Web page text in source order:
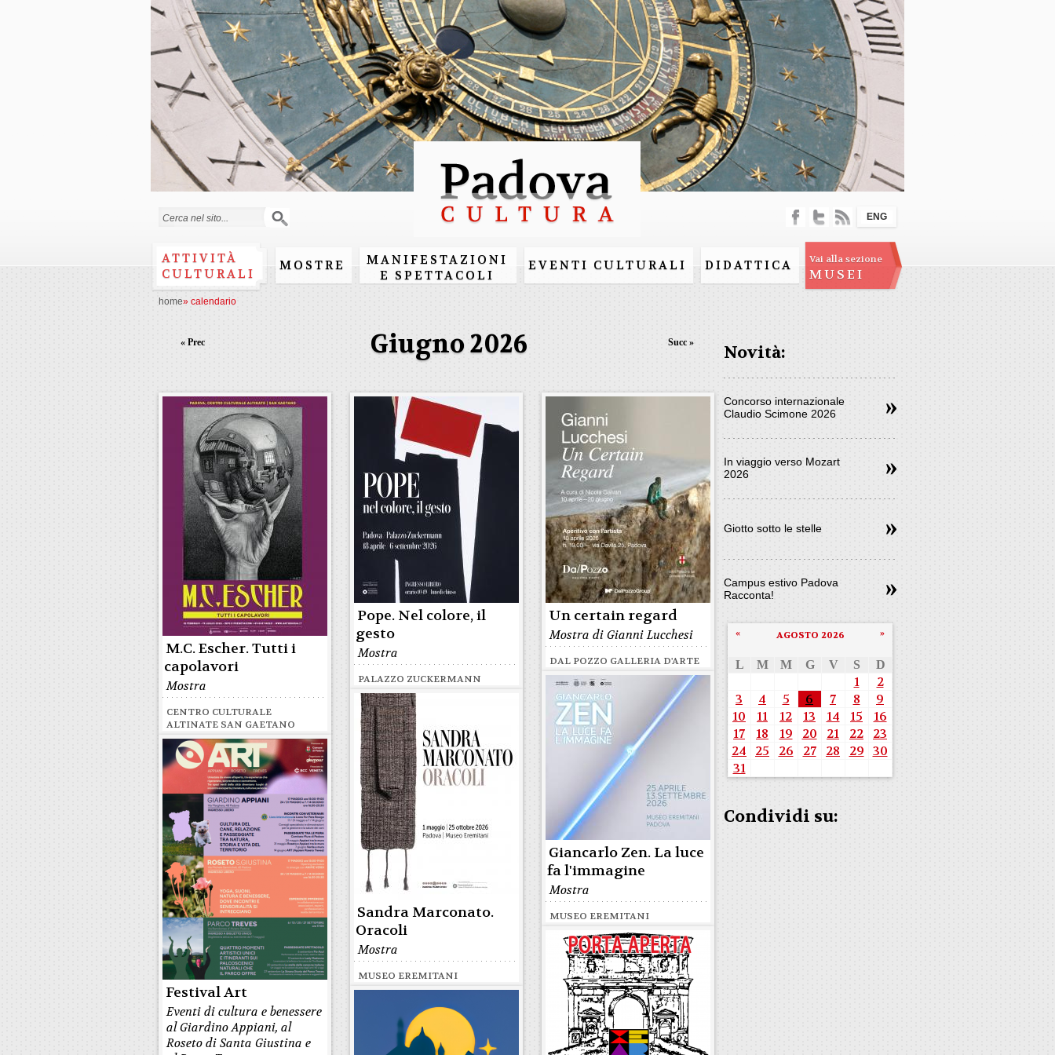
Salta al
contenuto
principale
Form di ricerca
ATTIVITÀ
CULTURALI
MOSTRE
MANIFESTAZIONI
E SPETTACOLI
EVENTI CULTURALI DIDATTICA Vai alla sezione
MUSEI
ENG
home» calendario
Giugno 2026
« Prec Succ »
M.C. Escher. Tutti i
capolavori
Mostra
CENTRO CULTURALE
ALTINATE SAN GAETANO
Pope. Nel colore, il
gesto
Mostra
PALAZZO ZUCKERMANN
Un certain regard
Mostra di Gianni Lucchesi
DAL POZZO GALLERIA D'ARTE
Giancarlo Zen. La luce
fa l'immagine
Mostra
MUSEO EREMITANI
Sandra Marconato.
Oracoli
Mostra
MUSEO EREMITANI
Festival Art
Eventi di cultura e benessere
al Giardino Appiani, al
Roseto di Santa Giustina e
Novità:
Concorso internazionale
Claudio Scimone 2026
In viaggio verso Mozart
2026
Giotto sotto le stelle
Campus estivo Padova
Racconta!
AGOSTO 2026
« »
L M M G V S D
1
2
3
4 5 6 7 8
9
10
11 12 13 14 15
16
17
18 19 20 21 22
23
24
25 26 27 28 29 30
31
Condividi su: